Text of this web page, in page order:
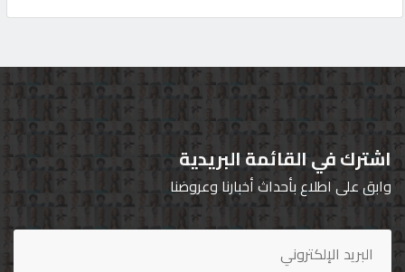
اشترك في القائمة البريدية
وابق على اطلاع بأحداث أخبارنا وعروضنا